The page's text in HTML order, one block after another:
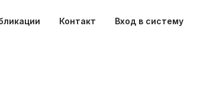
Контакт Вход в систему